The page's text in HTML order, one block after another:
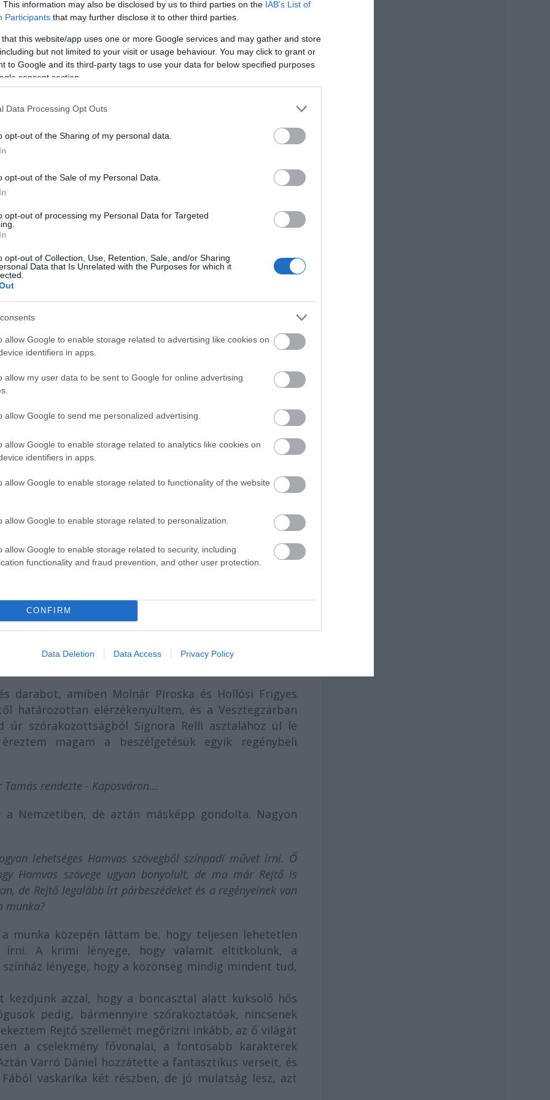
This information may also be disclosed by us to third parties on the IAB’s List of
Participants that may further disclose it to other third parties.
that this website/app uses one or more Google services and may gather and store
but not limited to your visit or usage behaviour. You may click to grant or
to Google and its third-party tags to use your data for below specified purposes
consent section.
Data Processing Opt Outs
opt-out of the Sharing of my personal data.
opt-out of the Sale of my Personal Data.
opt-out of processing my Personal Data for Targeted
opt-out of Collection, Use, Retention, Sale, and/or Sharing
Data that Is Unrelated with the Purposes for which it
allow Google to enable storage related to advertising like cookies on
identifiers in apps.
allow my user data to be sent to Google for online advertising
allow Google to send me personalized advertising.
allow Google to enable storage related to analytics like cookies on
identifiers in apps.
allow Google to enable storage related to functionality of the website
allow Google to enable storage related to personalization.
allow Google to enable storage related to security, including
functionality and fraud prevention, and other user protection.
CONFIRM
Data Deletion Data Access Privacy Policy
BÉRES ATTILA
április 6., Nagyszínpad
karakterek maradtak, és néhány legendás mondat is. Aztán
Benedek zenéjével röpül az egész - mondja Hamvai
Grand Hotelben című színdarab szerzője.
művet írj?
mindig is darabot vagy filmet akartam volna írni,
eltelt, megvárt a munka.
a Nemzeti színészeire gondolva.
darabot, amiben Molnár Piroska és Hollósi Frigyes
határozottan elérzékenyültem, és a Vesztegzárban
szórakozottságból Signora Relli asztalához ül le
magam a beszélgetésük egyik regénybeli
rendezte - Kaposváron...
Nemzetiben, de aztán másképp gondolta. Nagyon
lehetséges Hamvas szövegből színpadi művet írni. Ő
Hamvas szövege ugyan bonyolult, de ma már Rejtő is
de Rejtő legalább írt párbeszédeket és a regényeinek van
munka?
munka közepén láttam be, hogy teljesen lehetetlen
írni. A krimi lényege, hogy valamit eltitkolunk, a
lényege, hogy a közönség mindig mindent tud,
azzal, hogy a boncasztal alatt kuksoló hős
pedig, bármennyire szórakoztatóak, nincsenek
Rejtő szellemét megőrizni inkább, az ő világát
a cselekmény fővonalai, a fontosabb karakterek
Varró Dániel hozzátette a fantasztikus verseit, és
vaskarika két részben, de jó mulatság lesz, azt